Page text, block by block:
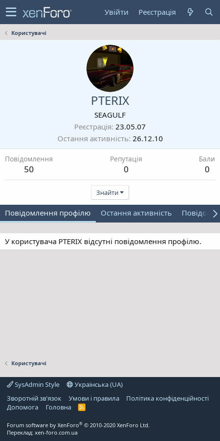
Увійти Реєстрація
Користувачі
PTERIX
SEAGULF
Реєстрація 23.05.07
Остання активність 26.12.10
Повідомлення
50
Репутація
0
Бали
0
Знайти
Повідомлення профілю Остання активність
У користувача PTERIX відсутні повідомлення профілю.
Користувачі
SysAdmin Style
Українська (UA)
Зворотній зв'язок
Умови і правила
Політика конфіденційності
Дoпoмoга
Головна
R
Forum software by XenForo® © 2010-2020 XenForo Ltd.
Переклад: xen-foro.com.ua